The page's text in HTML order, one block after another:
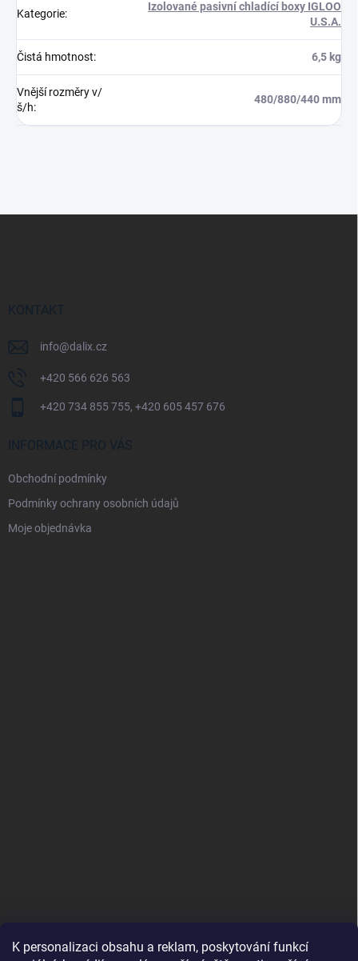
K personalizaci obsahu a reklam, poskytování funkcí
Kategorie:
Izolované pasivní chladící boxy IGLOO
U.S.A.
Čistá hmotnost: 6,5 kg
Vnější rozměry v/
š/h:
480/880/440 mm
KONTAKT
info@dalix.cz
+420 566 626 563
+420 734 855 755, +420 605 457 676
INFORMACE PRO VÁS
Obchodní podmínky
Podmínky ochrany osobních údajů
Moje objednávka